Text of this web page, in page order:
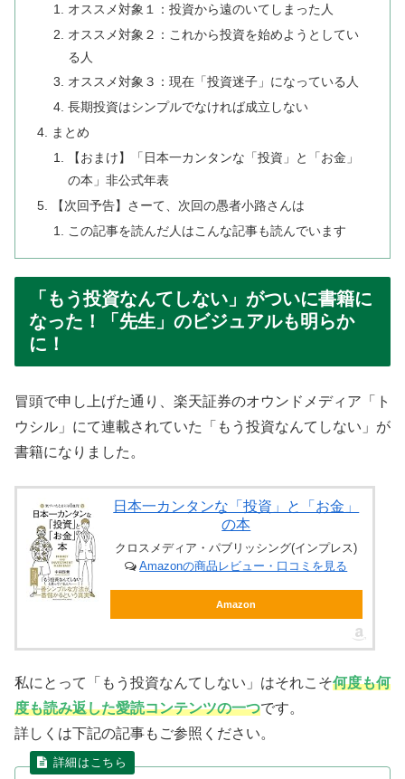
オススメ対象１：投資から遠のいてしまった人
オススメ対象２：これから投資を始めようとしてい
る人
オススメ対象３：現在「投資迷子」になっている人
長期投資はシンプルでなければ成立しない
まとめ
【おまけ】「日本一カンタンな「投資」と「お金」
の本」非公式年表
【次回予告】さーて、次回の愚者小路さんは
この記事を読んだ人はこんな記事も読んでいます
「もう投資なんてしない」がついに書籍に
なった！「先生」のビジュアルも明らか
に！
冒頭で申し上げた通り、楽天証券のオウンドメディア「ト
ウシル」にて連載されていた「もう投資なんてしない」が
書籍になりました。
日本一カンタンな「投資」と「お金」
の本
クロスメディア・パブリッシング(インプレス)
Amazonの商品レビュー・口コミを見る
Amazon
私にとって「もう投資なんてしない」はそれこそ何度も何
度も読み返した愛読コンテンツの一つです。
詳しくは下記の記事もご参照ください。